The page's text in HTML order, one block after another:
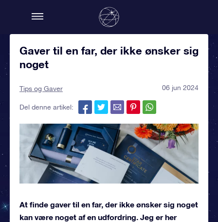
Gaver til en far, der ikke ønsker sig
noget
Tips og Gaver 06 jun 2024
Del denne artikel:
At finde gaver til en far, der ikke ønsker sig noget
kan være noget af en udfordring. Jeg er her